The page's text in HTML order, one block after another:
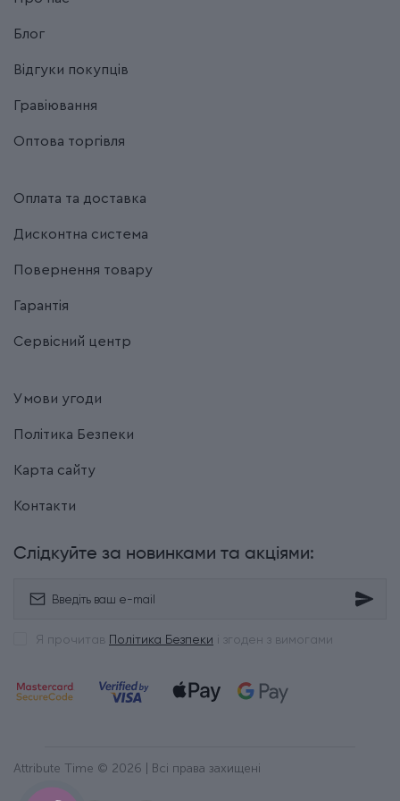
Термін гарантії
Блог
Відгуки покупців
Гравіювання
Оптова торгівля
Оплата та доставка
Дисконтна система
Повернення товару
Гарантія
Сервісний центр
Умови угоди
Політика Безпеки
Карта сайту
Контакти
Слідкуйте за новинками та акціями:
Я прочитав Політика Безпеки і згоден з вимогами
Attribute Time © 2026 | Всі права захищені